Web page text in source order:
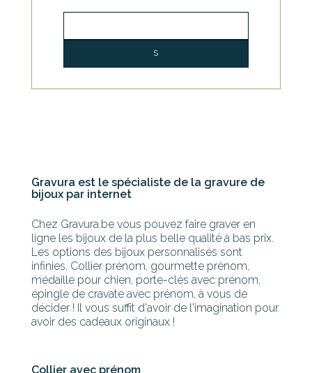
Gravura est le spécialiste de la gravure de
bijoux par internet
Chez Gravura.be vous pouvez faire graver en
ligne les bijoux de la plus belle qualité à bas prix.
Les options des bijoux personnalisés sont
infinies. Collier prénom, gourmette prénom,
médaille pour chien, porte-clés avec prénom,
épingle de cravate avec prénom, à vous de
décider ! Il vous suffit d'avoir de l'imagination pour
avoir des cadeaux originaux !
Collier avec prénom